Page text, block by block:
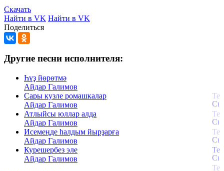
Скачать
Найти в VK Найти в VK
Поделиться
Другие песни исполнителя:
Һүҙ йөрөтмә
Айдар Галимов
Сары кузле ромашкалар
Айдар Галимов
Атлыйсы юллар алда
Айдар Галимов
Исемеңде һалдым йырҙарға
Айдар Галимов
Курешербез эле
Айдар Галимов